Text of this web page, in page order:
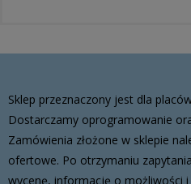
Sklep przeznaczony jest dla
Dostarczamy oprogramowanie
Zamówienia złożone w sklepie
ofertowe. Po otrzymaniu
wycenę, informację o możliwości